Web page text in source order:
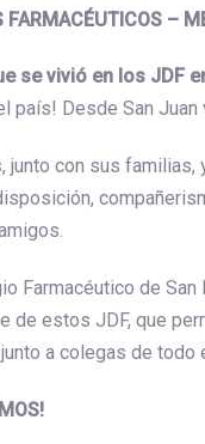
FARMACÉUTICOS –
se vivió en los JDF
país! Desde San
junto con sus
Farmacéutico de
de estos JDF, que
a colegas de todo